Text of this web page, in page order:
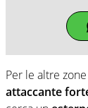
Per le altre
attaccante